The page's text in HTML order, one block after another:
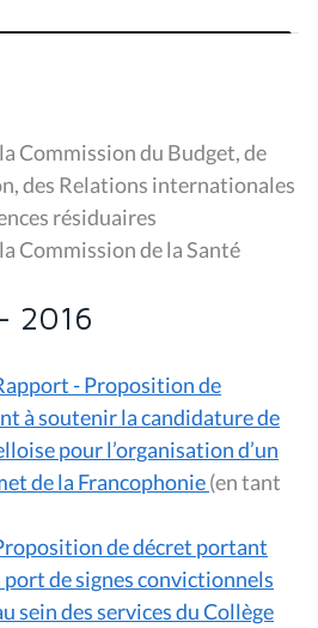
la Commission du Budget, de
des Relations internationales
résiduaires
la Commission de la Santé
2016
- Proposition de
à soutenir la candidature de
pour l’organisation d’un
de la Francophonie(en tant
de décret portant
de signes convictionnels
sein des services du Collège